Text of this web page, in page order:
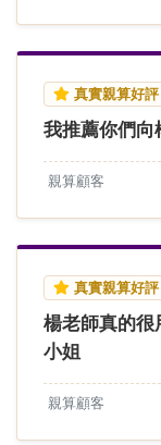
真實親算好評
我推薦你們向
親算顧客
真實親算好評
楊老師真的很
小姐
親算顧客